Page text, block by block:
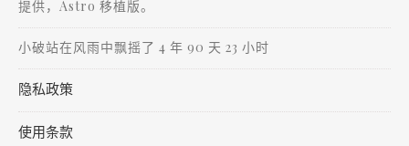
提供，Astro 移植版。
小破站在风雨中飘摇了 4 年 90 天 23 小时
隐私政策
使用条款